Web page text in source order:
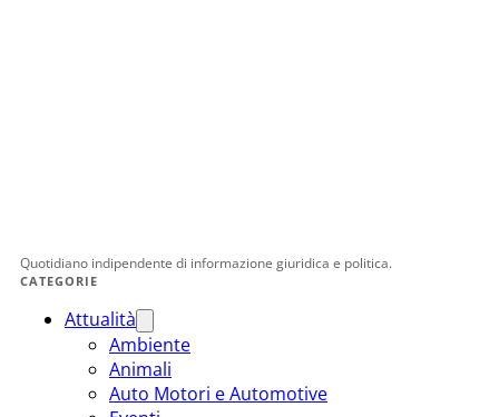
Quotidiano indipendente di informazione giuridica e politica.
CATEGORIE
Attualità
Ambiente
Animali
Auto Motori e Automotive